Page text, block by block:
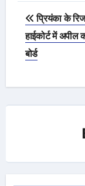
Post
प्रियंका के
हाईकोर्ट में अपील
बोर्ड